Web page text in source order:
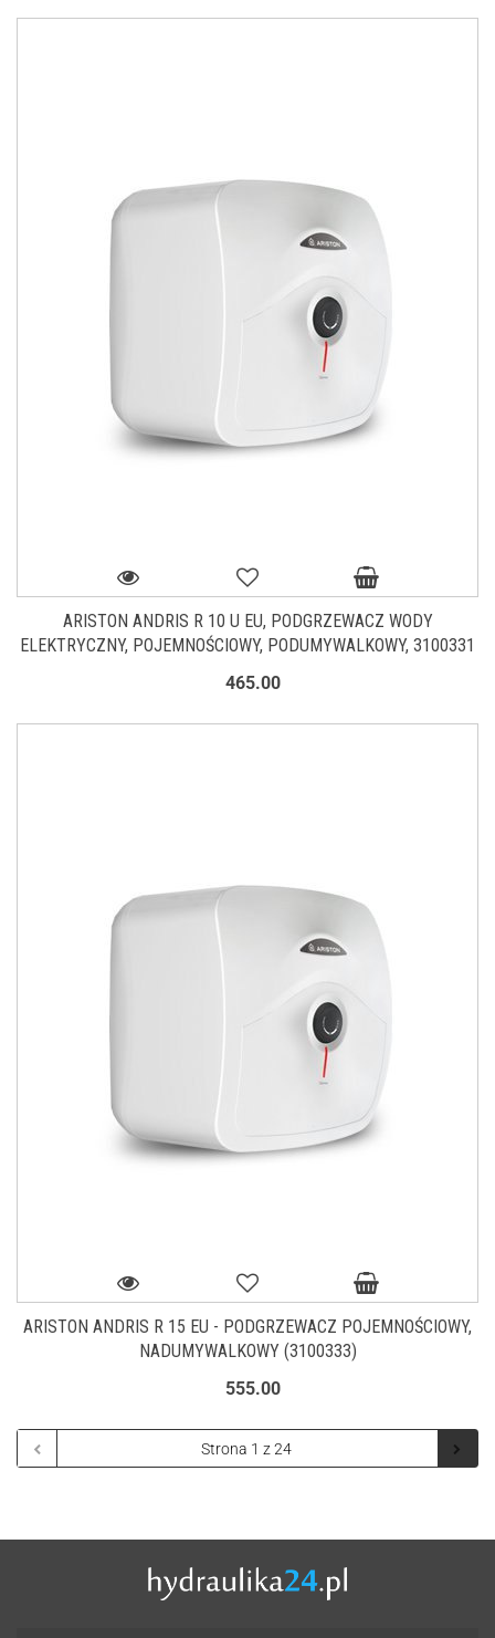
ARISTON ANDRIS R 10 U EU, PODGRZEWACZ WODY
ELEKTRYCZNY, POJEMNOŚCIOWY, PODUMYWALKOWY, 3100331
465.00
ARISTON ANDRIS R 15 EU - PODGRZEWACZ POJEMNOŚCIOWY,
NADUMYWALKOWY (3100333)
555.00